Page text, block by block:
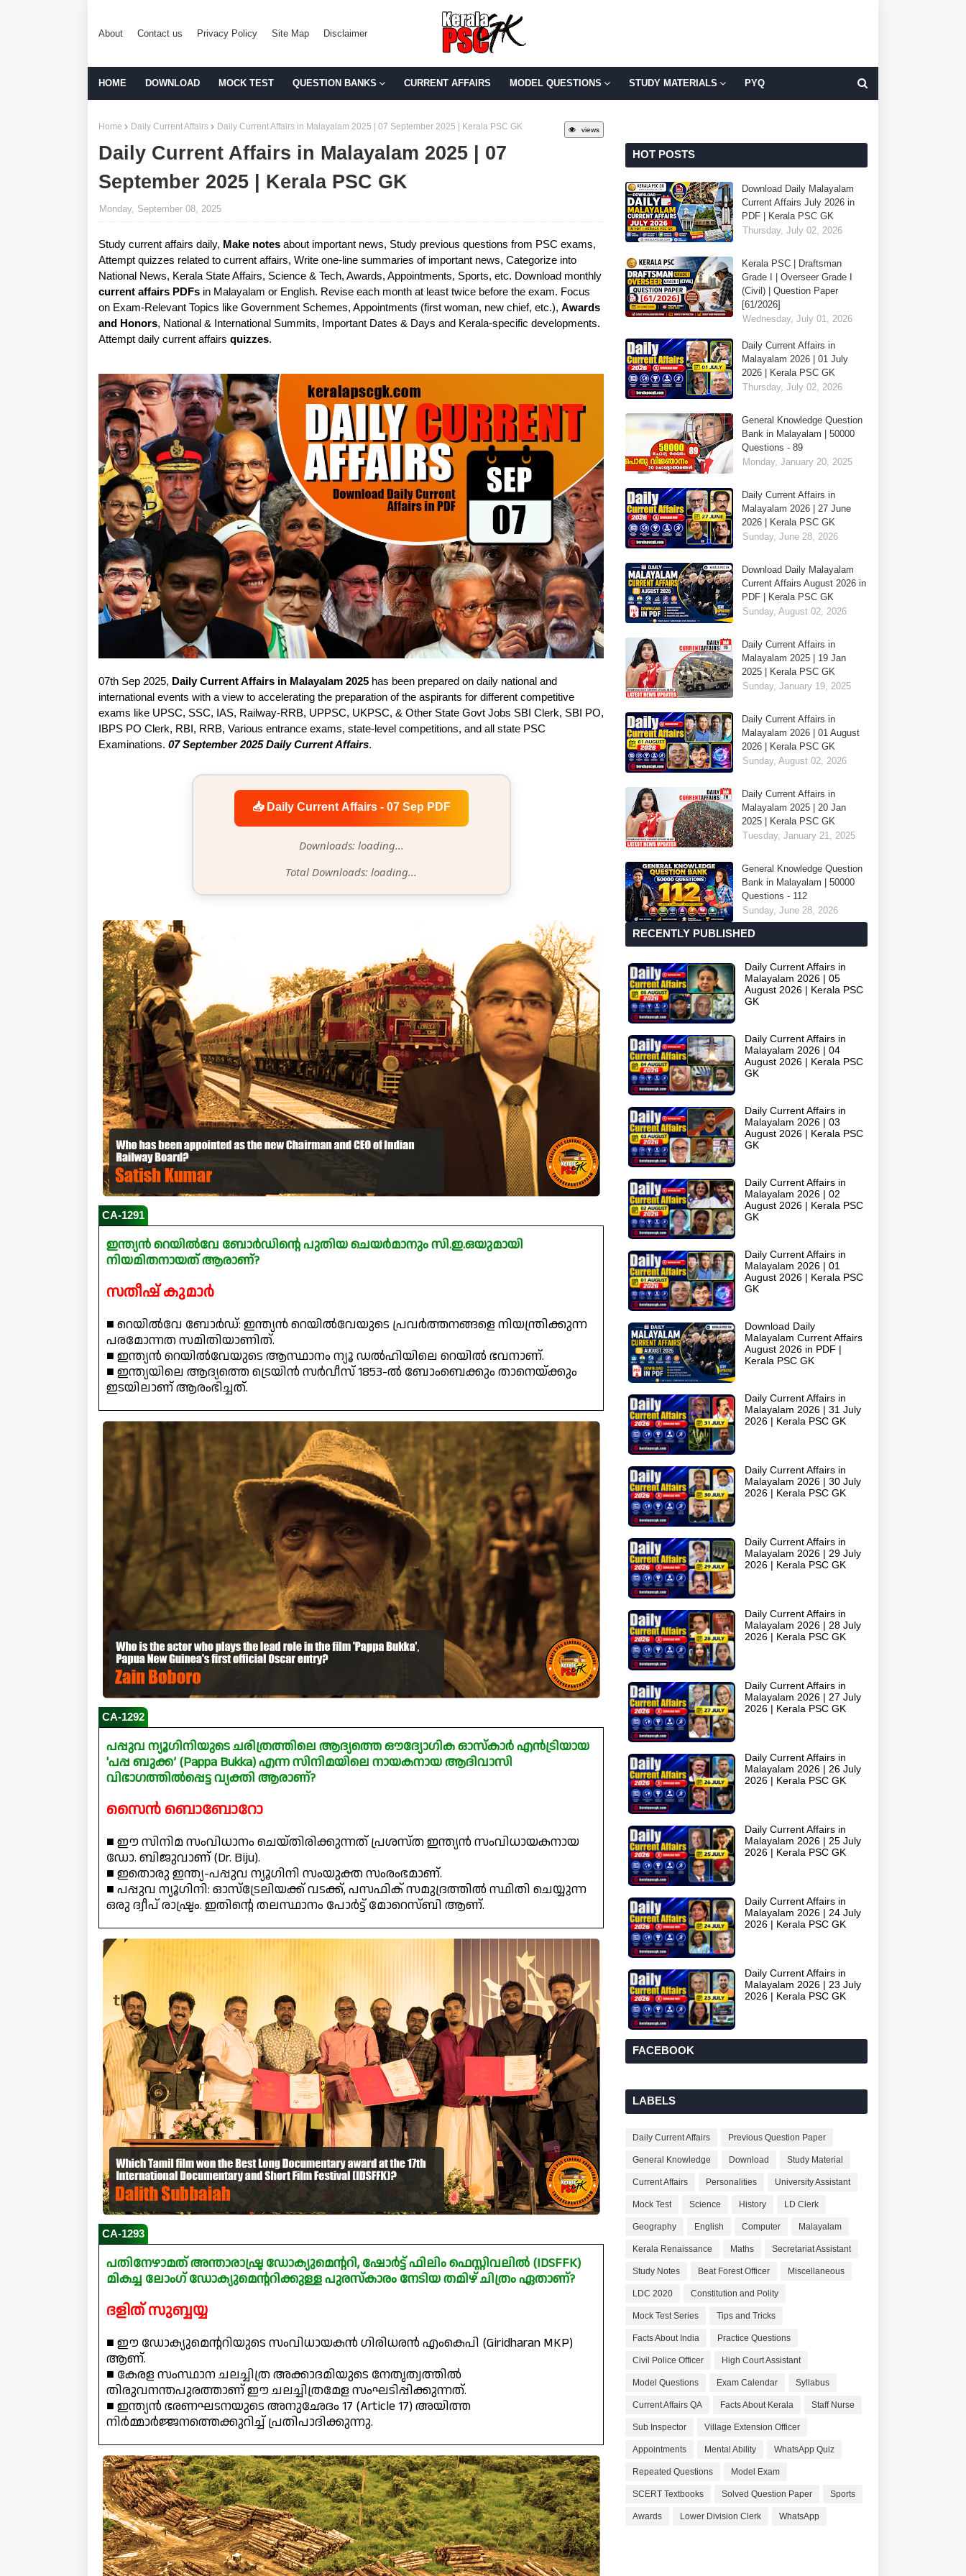
About Contact us Privacy Policy Site Map Disclaimer
HOME DOWNLOAD MOCK TEST QUESTION BANKS CURRENT AFFAIRS MODEL QUESTIONS STUDY MATERIALS PYQ
views
Home Daily Current Affairs Daily Current Affairs in Malayalam 2025 | 07 September 2025 | Kerala PSC GK
Daily Current Affairs in Malayalam 2025 | 07
September 2025 | Kerala PSC GK
Monday, September 08, 2025
Study current affairs daily, Make notes about important news, Study previous questions from PSC exams,
Attempt quizzes related to current affairs, Write one-line summaries of important news, Categorize into
National News, Kerala State Affairs, Science & Tech, Awards, Appointments, Sports, etc. Download monthly
current affairs PDFs in Malayalam or English. Revise each month at least twice before the exam. Focus
on Exam-Relevant Topics like Government Schemes, Appointments (first woman, new chief, etc.), Awards
and Honors, National & International Summits, Important Dates & Days and Kerala-specific developments.
Attempt daily current affairs quizzes.
07th Sep 2025, Daily Current Affairs in Malayalam 2025 has been prepared on daily national and
international events with a view to accelerating the preparation of the aspirants for different competitive
exams like UPSC, SSC, IAS, Railway-RRB, UPPSC, UKPSC, & Other State Govt Jobs SBI Clerk, SBI PO,
IBPS PO Clerk, RBI, RRB, Various entrance exams, state-level competitions, and all state PSC
Examinations. 07 September 2025 Daily Current Affairs.
📥 Daily Current Affairs - 07 Sep PDF
Downloads: loading...
Total Downloads: loading...
CA-1291
ഇന്ത്യൻ റെയിൽവേ ബോർഡിൻ്റെ പുതിയ ചെയർമാനും സി.ഇ.ഒയുമായി
നിയമിതനായത് ആരാണ്?
സതീഷ് കുമാർ
■ റെയിൽവേ ബോർഡ്: ഇന്ത്യൻ റെയിൽവേയുടെ പ്രവർത്തനങ്ങളെ നിയന്ത്രിക്കുന്ന
പരമോന്നത സമിതിയാണിത്.
■ ഇന്ത്യൻ റെയിൽവേയുടെ ആസ്ഥാനം ന്യൂ ഡൽഹിയിലെ റെയിൽ ഭവനാണ്.
■ ഇന്ത്യയിലെ ആദ്യത്തെ ട്രെയിൻ സർവീസ് 1853-ൽ ബോംബെക്കും താനെയ്ക്കും
ഇടയിലാണ് ആരംഭിച്ചത്.
CA-1292
പപ്പുവ ന്യൂഗിനിയുടെ ചരിത്രത്തിലെ ആദ്യത്തെ ഔദ്യോഗിക ഓസ്ക‌ാർ എൻട്രിയായ
'പപ്പ ബുക്ക’ (Pappa Bukka) എന്ന സിനിമയിലെ നായകനായ ആദിവാസി
വിഭാഗത്തിൽപ്പെട്ട വ്യക്തി ആരാണ്?
സൈൻ ബൊബോറോ
■ ഈ സിനിമ സംവിധാനം ചെയ്‌തിരിക്കുന്നത് പ്രശസ്‌ത ഇന്ത്യൻ സംവിധായകനായ
ഡോ. ബിജുവാണ് (Dr. Biju).
■ ഇതൊരു ഇന്ത്യ-പപ്പുവ ന്യൂഗിനി സംയുക്ത സംരംഭമാണ്.
■ പപ്പുവ ന്യൂഗിനി: ഓസ്ട്രേലിയക്ക് വടക്ക്, പസഫിക് സമുദ്രത്തിൽ സ്ഥിതി ചെയ്യുന്ന
ഒരു ദ്വീപ് രാഷ്ട്രം. ഇതിൻ്റെ തലസ്ഥാനം പോർട്ട് മോറെസ്ബി ആണ്.
CA-1293
പതിനേഴാമത് അന്താരാഷ്ട്ര ഡോക്യുമെൻ്ററി, ഷോർട്ട് ഫിലിം ഫെസ്റ്റിവലിൽ (IDSFFK)
മികച്ച ലോംഗ് ഡോക്യുമെൻ്ററിക്കുള്ള പുരസ്‌കാരം നേടിയ തമിഴ് ചിത്രം ഏതാണ്?
ദളിത് സുബ്ബയ്യ
■ ഈ ഡോക്യുമെൻ്ററിയുടെ സംവിധായകൻ ഗിരിധരൻ എംകെപി (Giridharan MKP)
ആണ്.
■ കേരള സംസ്ഥാന ചലച്ചിത്ര അക്കാദമിയുടെ നേതൃത്വത്തിൽ
തിരുവനന്തപുരത്താണ് ഈ ചലച്ചിത്രമേള സംഘടിപ്പിക്കുന്നത്.
■ ഇന്ത്യൻ ഭരണഘടനയുടെ അനുഛേദം 17 (Article 17) അയിത്ത
നിർമ്മാർജ്ജനത്തെക്കുറിച്ച് പ്രതിപാദിക്കുന്നു.
HOT POSTS
Download Daily Malayalam
Current Affairs July 2026 in
PDF | Kerala PSC GK
Thursday, July 02, 2026
Kerala PSC | Draftsman
Grade I | Overseer Grade I
(Civil) | Question Paper
[61/2026]
Wednesday, July 01, 2026
Daily Current Affairs in
Malayalam 2026 | 01 July
2026 | Kerala PSC GK
Thursday, July 02, 2026
General Knowledge Question
Bank in Malayalam | 50000
Questions - 89
Monday, January 20, 2025
Daily Current Affairs in
Malayalam 2026 | 27 June
2026 | Kerala PSC GK
Sunday, June 28, 2026
Download Daily Malayalam
Current Affairs August 2026 in
PDF | Kerala PSC GK
Sunday, August 02, 2026
Daily Current Affairs in
Malayalam 2025 | 19 Jan
2025 | Kerala PSC GK
Sunday, January 19, 2025
Daily Current Affairs in
Malayalam 2026 | 01 August
2026 | Kerala PSC GK
Sunday, August 02, 2026
Daily Current Affairs in
Malayalam 2025 | 20 Jan
2025 | Kerala PSC GK
Tuesday, January 21, 2025
General Knowledge Question
Bank in Malayalam | 50000
Questions - 112
Sunday, June 28, 2026
RECENTLY PUBLISHED
Daily Current Affairs in
Malayalam 2026 | 05
August 2026 | Kerala PSC
GK
Daily Current Affairs in
Malayalam 2026 | 04
August 2026 | Kerala PSC
GK
Daily Current Affairs in
Malayalam 2026 | 03
August 2026 | Kerala PSC
GK
Daily Current Affairs in
Malayalam 2026 | 02
August 2026 | Kerala PSC
GK
Daily Current Affairs in
Malayalam 2026 | 01
August 2026 | Kerala PSC
GK
Download Daily
Malayalam Current Affairs
August 2026 in PDF |
Kerala PSC GK
Daily Current Affairs in
Malayalam 2026 | 31 July
2026 | Kerala PSC GK
Daily Current Affairs in
Malayalam 2026 | 30 July
2026 | Kerala PSC GK
Daily Current Affairs in
Malayalam 2026 | 29 July
2026 | Kerala PSC GK
Daily Current Affairs in
Malayalam 2026 | 28 July
2026 | Kerala PSC GK
Daily Current Affairs in
Malayalam 2026 | 27 July
2026 | Kerala PSC GK
Daily Current Affairs in
Malayalam 2026 | 26 July
2026 | Kerala PSC GK
Daily Current Affairs in
Malayalam 2026 | 25 July
2026 | Kerala PSC GK
Daily Current Affairs in
Malayalam 2026 | 24 July
2026 | Kerala PSC GK
Daily Current Affairs in
Malayalam 2026 | 23 July
2026 | Kerala PSC GK
FACEBOOK
LABELS
Daily Current Affairs Previous Question Paper
General Knowledge Download Study Material
Current Affairs Personalities University Assistant
Mock Test Science History LD Clerk
Geography English Computer Malayalam
Kerala Renaissance Maths Secretariat Assistant
Study Notes Beat Forest Officer Miscellaneous
LDC 2020 Constitution and Polity
Mock Test Series Tips and Tricks
Facts About India Practice Questions
Civil Police Officer High Court Assistant
Model Questions Exam Calendar Syllabus
Current Affairs QA Facts About Kerala Staff Nurse
Sub Inspector Village Extension Officer
Appointments Mental Ability WhatsApp Quiz
Repeated Questions Model Exam
SCERT Textbooks Solved Question Paper Sports
Awards Lower Division Clerk WhatsApp